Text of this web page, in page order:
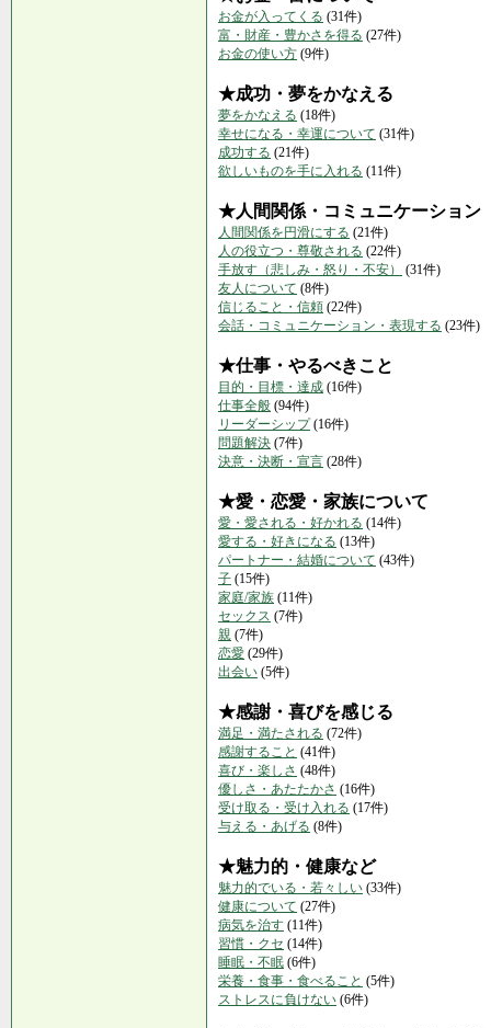
お金が入ってくる (31件)
富・財産・豊かさを得る (27件)
お金の使い方 (9件)
★成功・夢をかなえる
夢をかなえる (18件)
幸せになる・幸運について (31件)
成功する (21件)
欲しいものを手に入れる (11件)
★人間関係・コミュニケーション
人間関係を円滑にする (21件)
人の役立つ・尊敬される (22件)
手放す（悲しみ・怒り・不安）
(31件)
友人について (8件)
信じること・信頼 (22件)
会話・コミュニケーション・表現する (23件)
★仕事・やるべきこと
目的・目標・達成 (16件)
仕事全般 (94件)
リーダーシップ(16件)
問題解決 (7件)
決意・決断・宣言 (28件)
★愛・恋愛・家族について
愛・愛される・好かれる (14件)
愛する・好きになる (13件)
パートナー・結婚について (43件)
子 (15件)
家庭/家族 (11件)
セックス (7件)
親 (7件)
恋愛 (29件)
出会い (5件)
★感謝・喜びを感じる
満足・満たされる (72件)
感謝すること (41件)
喜び・楽しさ (48件)
優しさ・あたたかさ (16件)
受け取る・受け入れる (17件)
与える・あげる (8件)
★魅力的・健康など
魅力的でいる・若々しい (33件)
健康について (27件)
病気を治す (11件)
習慣・クセ (14件)
睡眠・不眠 (6件)
栄養・食事・食べること (5件)
ストレスに負けない (6件)